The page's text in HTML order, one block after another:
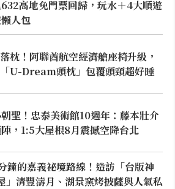
高地免門票回歸，玩水＋4大順遊
人包
枕！阿聯酋航空經濟艙座椅升級，
U-Dream頭枕」包覆頭頸超好睡
聖！忠泰美術館10週年：藤本壯介
，1:5大屋根8月震撼空降台北
鐘的嘉義祕境路線！造訪「台版神
」清豐濤月、湖景窯烤披薩與人氣私